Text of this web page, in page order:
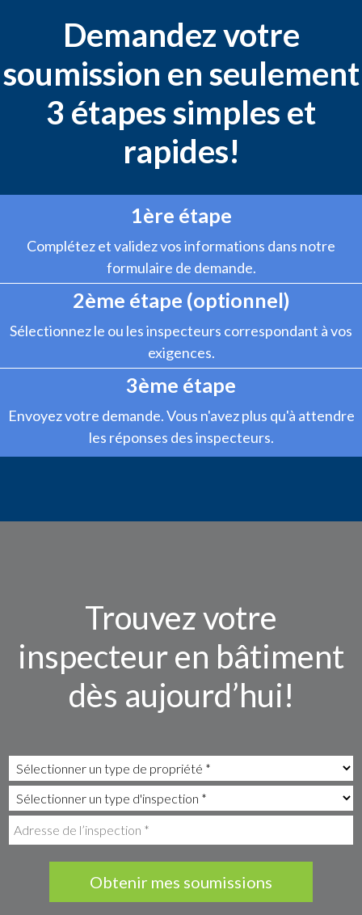
Demandez votre
soumission en seulement
3 étapes simples et
rapides!
1ère étape
Complétez et validez vos informations dans notre
formulaire de demande.
2ème étape (optionnel)
Sélectionnez le ou les inspecteurs correspondant à vos
exigences.
3ème étape
Envoyez votre demande. Vous n'avez plus qu'à attendre
les réponses des inspecteurs.
Trouvez votre
inspecteur en bâtiment
dès aujourd’hui!
Obtenir mes soumissions